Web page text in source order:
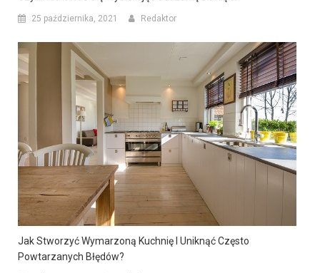
25 października, 2021 Redaktor
Jak Stworzyć Wymarzoną Kuchnię I Uniknąć Często
Powtarzanych Błędów?